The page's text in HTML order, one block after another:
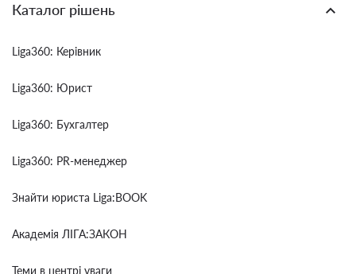
Каталог рішень
Liga360: Керівник
Liga360: Юрист
Liga360: Бухгалтер
Liga360: PR-менеджер
Знайти юриста Liga:BOOK
Академія ЛІГА:ЗАКОН
Теми в центрі уваги